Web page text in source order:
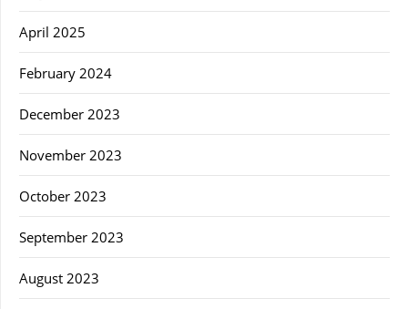
April 2025
February 2024
December 2023
November 2023
October 2023
September 2023
August 2023